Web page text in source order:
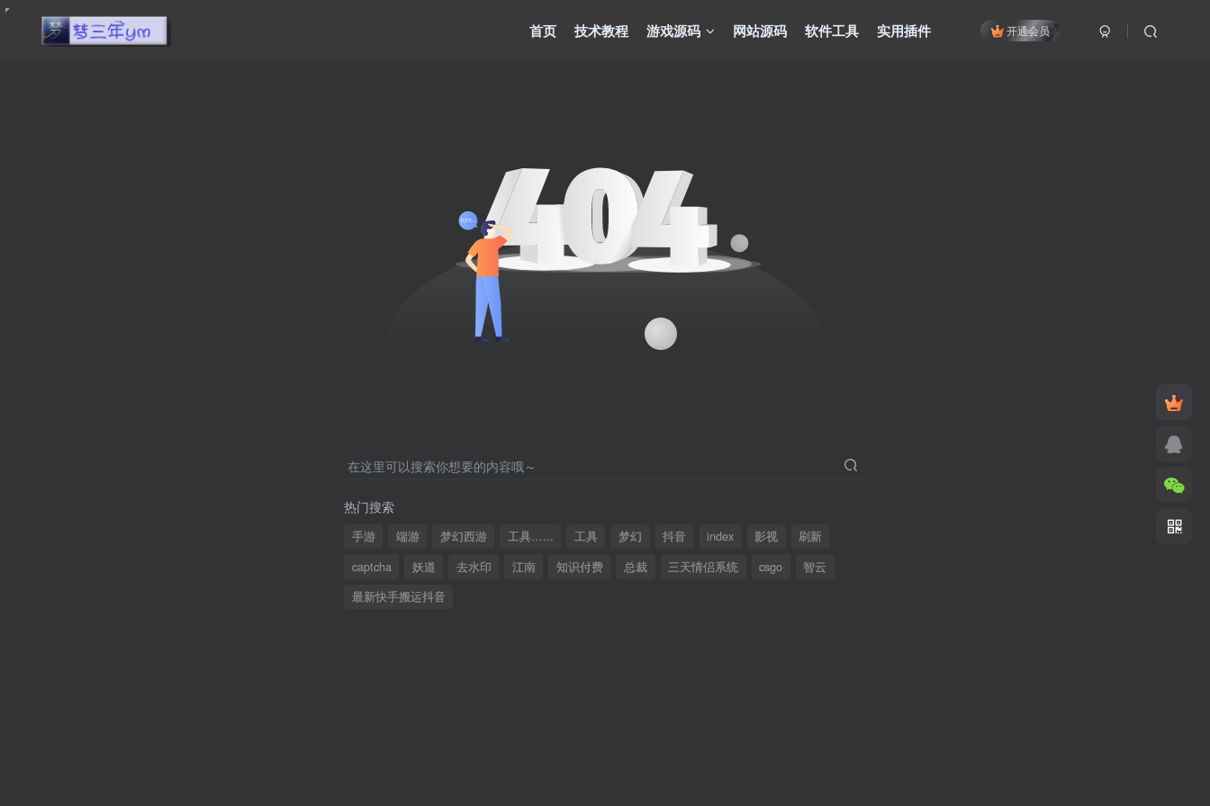
开通会员
首页 技术教程 游戏源码 网站源码 软件工具 实用插件
在这里可以搜索你想要的内容哦～
热门搜索
手游 端游 梦幻西游 工具…... 工具 梦幻 抖音 index 影视
刷新
captcha
妖道 去水印 江南 知识付费 总裁 三天情侣系统 csgo
智云
最新快手搬运抖音